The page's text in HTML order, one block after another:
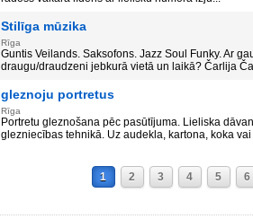
Stilīga mūzika
Rīga
Guntis Veilands. Saksofons. Jazz Soul Funky. Ar
draugu/draudzeni jebkurā vietā un laikā? Čarlija
gleznoju portretus
Rīga
Portretu gleznošana pēc pasūtījuma. Lieliska
glezniecības tehnikā. Uz audekla, kartona, koka vai
1 2 3 4 5 6